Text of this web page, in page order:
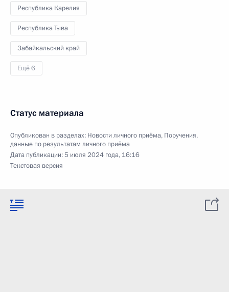
Республика Карелия
Республика Тыва
Забайкальский край
Ещё 6
Статус материала
Опубликован в разделах: Новости личного приёма, Поручения,
данные по результатам личного приёма
Дата публикации:5 июля 2024 года, 16:16
Текстовая версия